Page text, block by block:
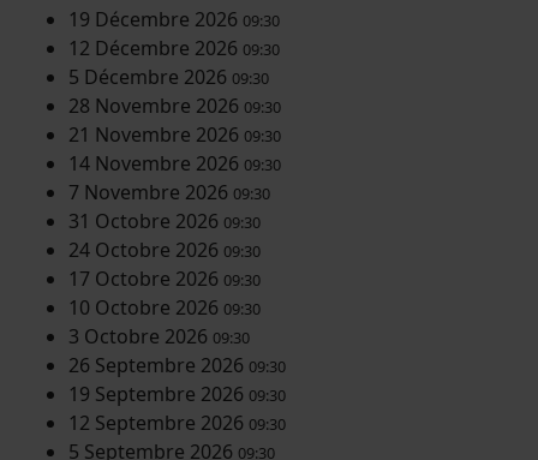
19 Décembre 2026 09:30
12 Décembre 2026 09:30
5 Décembre 2026 09:30
28 Novembre 2026 09:30
21 Novembre 2026 09:30
14 Novembre 2026 09:30
7 Novembre 2026 09:30
31 Octobre 2026 09:30
24 Octobre 2026 09:30
17 Octobre 2026 09:30
10 Octobre 2026 09:30
3 Octobre 2026 09:30
26 Septembre 2026 09:30
19 Septembre 2026 09:30
12 Septembre 2026 09:30
5 Septembre 2026 09:30